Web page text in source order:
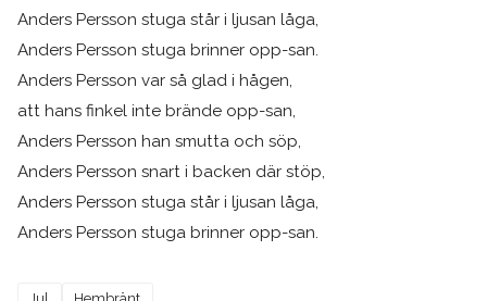
Anders Persson stuga står i ljusan låga,
Anders Persson stuga brinner opp-san.
Anders Persson var så glad i hågen,
att hans finkel inte brände opp-san,
Anders Persson han smutta och söp,
Anders Persson snart i backen där stöp,
Anders Persson stuga står i ljusan låga,
Anders Persson stuga brinner opp-san.